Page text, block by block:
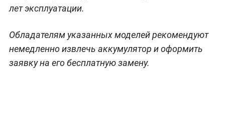
лет эксплуатации.
Обладателям указанных моделей рекомендуют
немедленно извлечь аккумулятор и оформить
заявку на его бесплатную замену.